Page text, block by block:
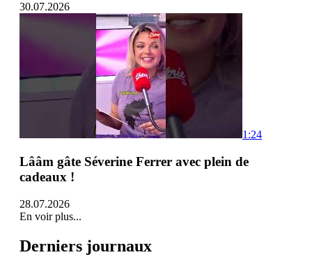
30.07.2026
1:24
Lââm gâte Séverine Ferrer avec plein de
cadeaux !
28.07.2026
En voir plus...
Derniers journaux